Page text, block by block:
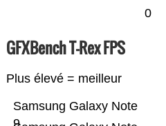
0
GFXBench T-Rex FPS
Plus élevé = meilleur
Samsung Galaxy Note